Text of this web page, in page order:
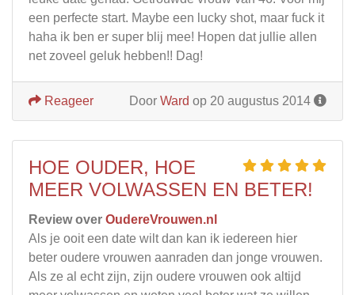
een perfecte start. Maybe een lucky shot, maar fuck it
haha ik ben er super blij mee! Hopen dat jullie allen
net zoveel geluk hebben!! Dag!
Door Ward op 20 augustus 2014
Reageer
HOE OUDER, HOE
MEER VOLWASSEN EN BETER!
Review over OudereVrouwen.nl
Als je ooit een date wilt dan kan ik iedereen hier
beter oudere vrouwen aanraden dan jonge vrouwen.
Als ze al echt zijn, zijn oudere vrouwen ook altijd